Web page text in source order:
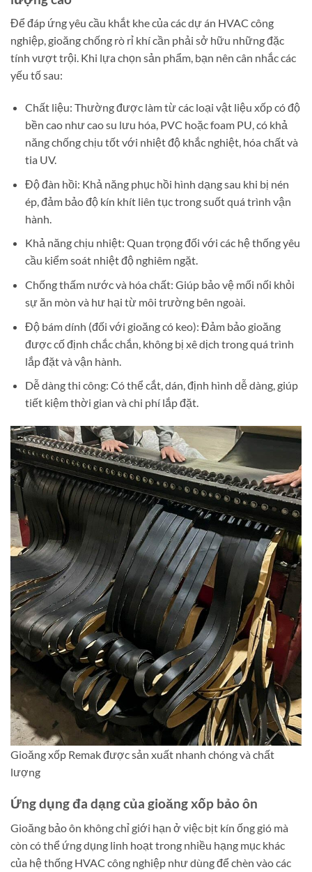
Để đáp ứng yêu cầu khắt khe của các dự án HVAC công
nghiệp, gioăng chống rò rỉ khí cần phải sở hữu những đặc
tính vượt trội. Khi lựa chọn sản phẩm, bạn nên cân nhắc các
yếu tố sau:
Chất liệu: Thường được làm từ các loại vật liệu xốp có độ
bền cao như cao su lưu hóa, PVC hoặc foam PU, có khả
năng chống chịu tốt với nhiệt độ khắc nghiệt, hóa chất và
tia UV.
Độ đàn hồi: Khả năng phục hồi hình dạng sau khi bị nén
ép, đảm bảo độ kín khít liên tục trong suốt quá trình vận
hành.
Khả năng chịu nhiệt: Quan trọng đối với các hệ thống yêu
cầu kiểm soát nhiệt độ nghiêm ngặt.
Chống thấm nước và hóa chất: Giúp bảo vệ mối nối khỏi
sự ăn mòn và hư hại từ môi trường bên ngoài.
Độ bám dính (đối với gioăng có keo): Đảm bảo gioăng
được cố định chắc chắn, không bị xê dịch trong quá trình
lắp đặt và vận hành.
Dễ dàng thi công: Có thể cắt, dán, định hình dễ dàng, giúp
tiết kiệm thời gian và chi phí lắp đặt.
Gioăng xốp Remak được sản xuất nhanh chóng và chất
lượng
Ứng dụng đa dạng của gioăng xốp bảo ôn
Gioăng bảo ôn không chỉ giới hạn ở việc bịt kín ống gió mà
còn có thể ứng dụng linh hoạt trong nhiều hạng mục khác
của hệ thống HVAC công nghiệp như dùng để chèn vào các